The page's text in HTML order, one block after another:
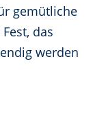
gemütliche
das
werden